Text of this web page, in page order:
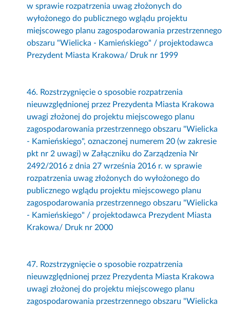
w sprawie rozpatrzenia uwag złożonych do
wyłożonego do publicznego wglądu projektu
miejscowego planu zagospodarowania przestrzennego
obszaru "Wielicka - Kamieńskiego" / projektodawca
Prezydent Miasta Krakowa/ Druk nr 1999
46. Rozstrzygnięcie o sposobie rozpatrzenia
nieuwzględnionej przez Prezydenta Miasta Krakowa
uwagi złożonej do projektu miejscowego planu
zagospodarowania przestrzennego obszaru "Wielicka
- Kamieńskiego", oznaczonej numerem 20 (w zakresie
pkt nr 2 uwagi) w Załączniku do Zarządzenia Nr
2492/2016 z dnia 27 września 2016 r. w sprawie
rozpatrzenia uwag złożonych do wyłożonego do
publicznego wglądu projektu miejscowego planu
zagospodarowania przestrzennego obszaru "Wielicka
- Kamieńskiego" / projektodawca Prezydent Miasta
Krakowa/ Druk nr 2000
47. Rozstrzygnięcie o sposobie rozpatrzenia
nieuwzględnionej przez Prezydenta Miasta Krakowa
uwagi złożonej do projektu miejscowego planu
zagospodarowania przestrzennego obszaru "Wielicka